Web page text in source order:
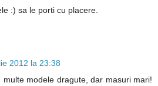
:) sa le porti cu placere.
2012 la 23:38
multe modele dragute, dar masuri mari!